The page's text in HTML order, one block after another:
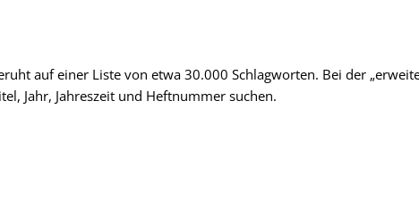
auf einer Liste von etwa 30.000 Schlagworten. Bei der
Jahr, Jahreszeit und Heftnummer suchen.